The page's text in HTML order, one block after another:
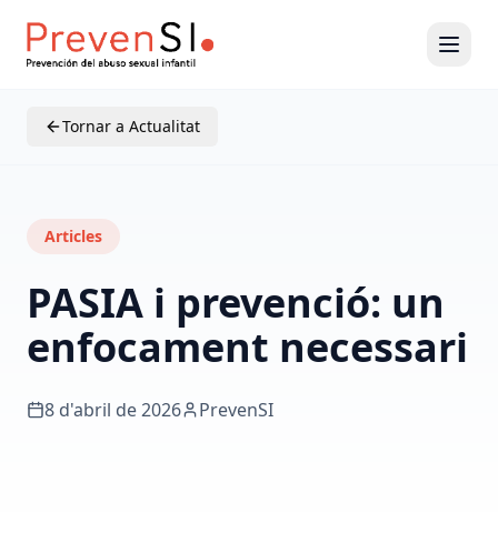
Tornar a Actualitat
Articles
PASIA i prevenció: un
enfocament necessari
8 d'abril de 2026 PrevenSI